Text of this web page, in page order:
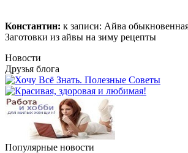
Константин: к записи: Айва
Заготовки из айвы на зиму рецепты
Новости
Друзья блога
Популярные новости